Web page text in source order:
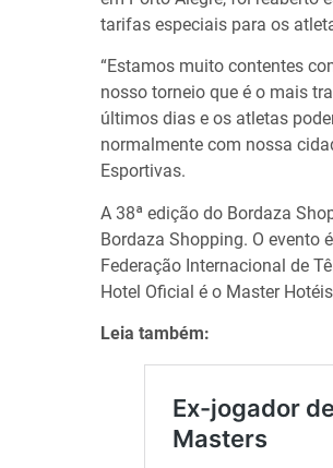
tarifas especiais para os
“Estamos muito contentes
nosso torneio que é o mais
últimos dias e os atletas
normalmente com nossa
Esportivas.
A 38ª edição do Bordaza
Bordaza Shopping. O evento
Federação Internacional de
Hotel Oficial é o Master
Leia também: